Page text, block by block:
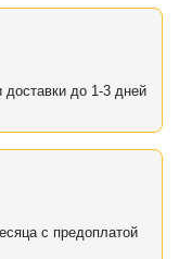
до 1-3 дней
с предоплатой